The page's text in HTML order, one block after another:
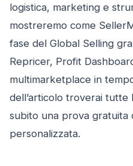
logistica, marketing e
mostreremo come
fase del Global Selling
Repricer, Profit
multimarketplace in
dell’articolo troverai
subito una prova
personalizzata.